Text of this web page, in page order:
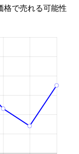
格で売れる可能性